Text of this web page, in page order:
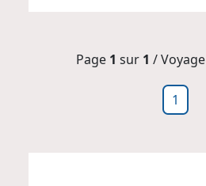
Page 1 sur 1 / Voyage
1